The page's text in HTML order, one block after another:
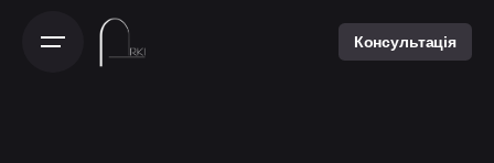
Консультація